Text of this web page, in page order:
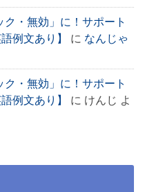
・無効」に！サポート
例文あり】
に なんじゃ
・無効」に！サポート
例文あり】
に けんじ よ